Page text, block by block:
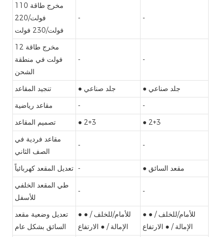
مخرج طاقة 110
فولت/220
فولت/230 فولت
- -
مخرج طاقة 12
فولت في منطقة
الشحن
- -
تنجيد المقاعد ● جلد صناعي
● جلد صناعي
مقاعد رياضية
-
-
تصميم المقاعد
● 2+3
● 2+3
مقاعد فردية في
الصف الثاني
- -
تعديل المقعد كهربائياً -
● مقعد السائق
طي المقعد الخلفي
للأسفل
- -
تعديل وضعية مقعد
السائق بشكل عام
● للأمام/للخلف / ●
الإمالة / ● الارتفاع
● للأمام/للخلف / ●
الإمالة / ● الارتفاع